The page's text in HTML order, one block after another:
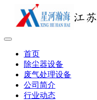
首页
除尘器设备
废气处理设备
公司简介
行业动态